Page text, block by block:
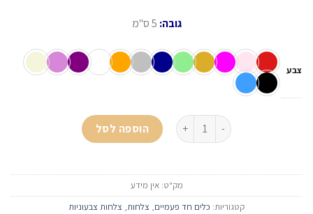
גובה:
צבע
כמות של צלחת מרק צבעונית 20-25 יח'
הוספה לסל
מק"ט:אין מידע
קטגוריות: כלים חד פעמיים, צלחות, צלחות צבעוניות